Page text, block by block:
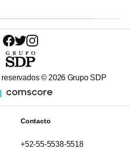
reservados © 2026 Grupo SDP
Contacto
+52-55-5538-5518